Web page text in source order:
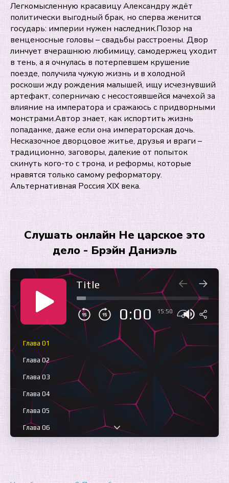
Легкомысленную красавицу Александру ждёт
политически выгодный брак, но сперва женится
государь: империи нужен наследник.Позор на
венценосные головы – свадьбы расстроены. Двор
линчует вчерашнюю любимицу, самодержец уходит
в тень, а я очнулась в потерпевшем крушение
поезде, получила чужую жизнь и в холодной
роскоши жду рождения малышей, ищу исчезнувший
артефакт, соперничаю с несостоявшейся мачехой за
влияние на императора и сражаюсь с придворными
монстрами.Автор знает, как испортить жизнь
попаданке, даже если она императорская дочь.
Несказочное дворцовое житье, друзья и враги –
традиционно, заговоры, далекие от попыток
скинуть кого-то с трона, и реформы, которые
нравятся только самому реформатору.
Альтернативная Россия XIX века.
Слушать онлайн Не царское это
дело - Брэйн Даниэль
Title
0:00 15:50
Глава 01
Глава 02
Глава 03
Глава 04
Глава 05
Глава 06